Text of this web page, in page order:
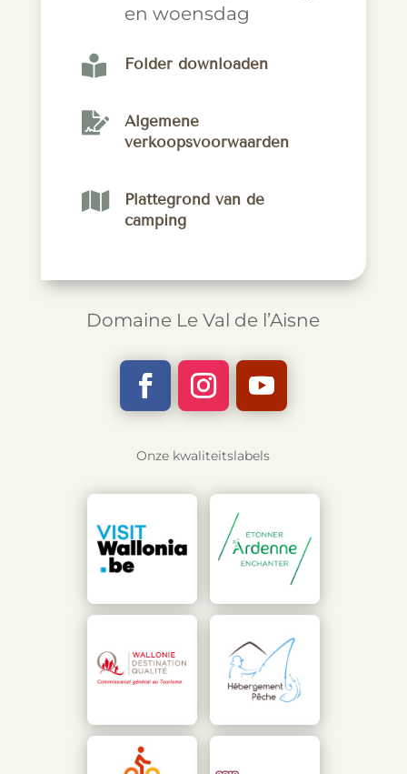
en woensdag
 Folder downloaden

Algemene
verkoopsvoorwaarden

Plattegrond van de
camping
Domaine Le Val de l’Aisne
Onze kwaliteitslabels